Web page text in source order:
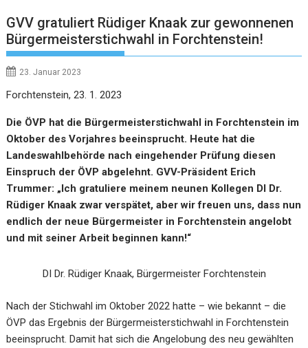
GVV gratuliert Rüdiger Knaak zur gewonnenen
Bürgermeisterstichwahl in Forchtenstein!
23. Januar 2023
Forchtenstein, 23. 1. 2023
Die ÖVP hat die Bürgermeisterstichwahl in Forchtenstein im
Oktober des Vorjahres beeinsprucht. Heute hat die
Landeswahlbehörde nach eingehender Prüfung diesen
Einspruch der ÖVP abgelehnt. GVV-Präsident Erich
Trummer: „Ich gratuliere meinem neunen Kollegen DI Dr.
Rüdiger Knaak zwar verspätet, aber wir freuen uns, dass nun
endlich der neue Bürgermeister in Forchtenstein angelobt
und mit seiner Arbeit beginnen kann!“
DI Dr. Rüdiger Knaak, Bürgermeister Forchtenstein
Nach der Stichwahl im Oktober 2022 hatte – wie bekannt – die
ÖVP das Ergebnis der Bürgermeisterstichwahl in Forchtenstein
beeinsprucht. Damit hat sich die Angelobung des neu gewählten